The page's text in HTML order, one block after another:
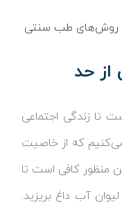
روش‌های طب سنتی
از حد
تا زندگی اجتماعی
می‌کنیم که از خاصیت
منظور کافی است تا
آب داغ بریزید.